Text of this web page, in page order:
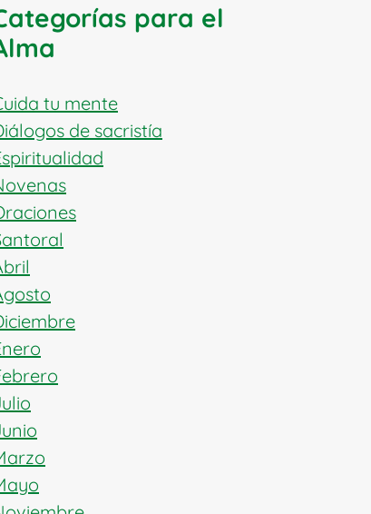
para el
tu mente
de sacristía